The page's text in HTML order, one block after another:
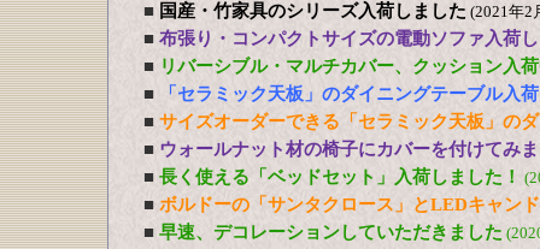
■ 国産・竹家具のシリーズ入荷しました (2021年2
■ 布張り・コンパクトサイズの電動ソファ入荷
■ リバーシブル・マルチカバー、クッション入
■
「セラミック天板」のダイニングテーブル入
■ サイズオーダーできる「セラミック天板」の
■ ウォールナット材の椅子にカバーを付けてみ
■ 長く使える「ベッドセット」入荷しました！
■ ボルドーの「サンタクロース」とLEDキャン
■ 早速、デコレーションしていただきました